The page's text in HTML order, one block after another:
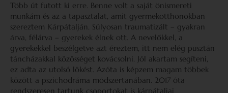
Több út futott ki erre. Benne volt a saját önismereti
munkám és az a tapasztalat, amit gyermekotthonokban
szereztem Kárpátalján. Súlyosan traumatizált – gyakran
árva, félárva – gyerekek élnek ott. A nevelőkkel, a
gyerekekkel beszélgetve azt éreztem, itt nem elég pusztán
táncházakkal közösséget kovácsolni. Jól akartam segíteni,
ez adta az utolsó lökést. Azóta is képzem magam többek
között a pszichodráma módszertanában. 2017 óta
rendszeresen tartunk csoportokat is kárpátaljai